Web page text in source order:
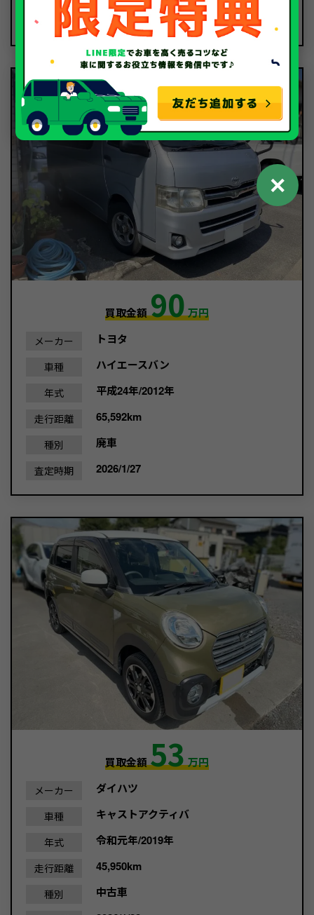
査定時期 2026/1/26
買取金額90万円
メーカー トヨタ
車種 ハイエースバン
年式 平成24年/2012年
走行距離 65,592km
種別 廃車
査定時期 2026/1/27
買取金額53万円
メーカー ダイハツ
車種 キャストアクティバ
年式 令和元年/2019年
走行距離 45,950km
種別 中古車
✕